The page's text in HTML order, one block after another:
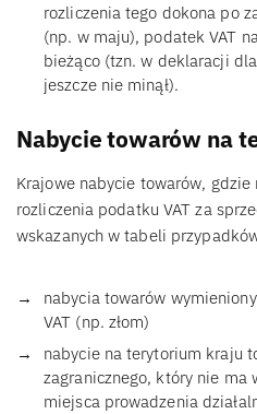
rozliczenia tego dokona po
(np. w maju), podatek VAT
bieżąco (tzn. w deklaracji
jeszcze nie minął).
Nabycie towarów na
Krajowe nabycie towarów,
rozliczenia podatku VAT za
wskazanych w tabeli
nabycia towarów
VAT (np. złom)
nabycie na terytorium kraju
zagranicznego, który nie ma
miejsca prowadzenia